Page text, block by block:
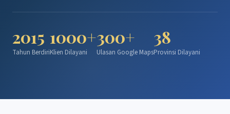
2015
Tahun Berdiri
1000+
Klien Dilayani
300+
Ulasan Google Maps
38
Provinsi Dilayani